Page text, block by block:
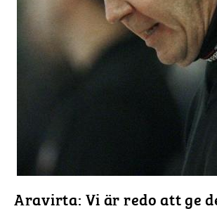
Aravirta: Vi är redo att ge